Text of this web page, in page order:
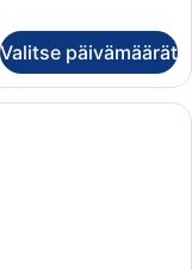
Valitse päivämäärät
tallelokero huoneessa,